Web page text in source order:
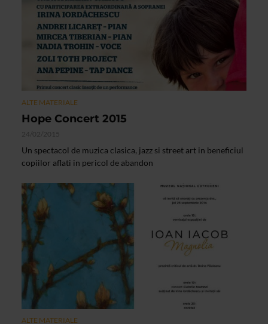
ALTE MATERIALE
Hope Concert 2015
24/02/2015
Un spectacol de muzica clasica, jazz si street art in beneficiul
copiilor aflati in pericol de abandon
ALTE MATERIALE